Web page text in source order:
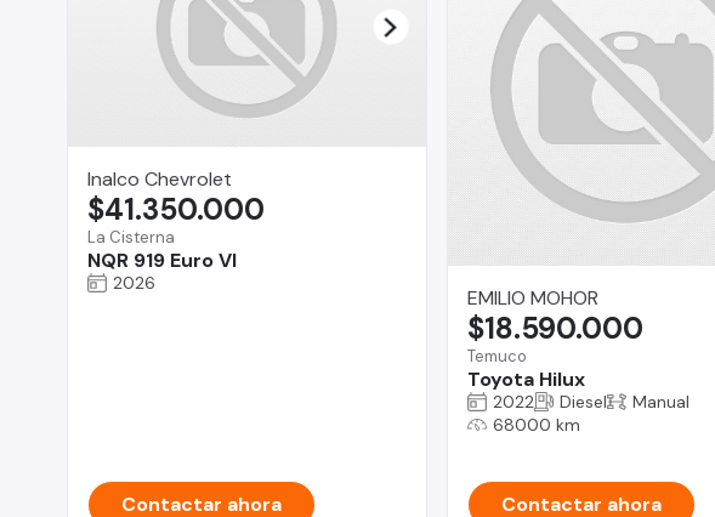
Inalco Chevrolet
La Cisterna
NQR 919 Euro VI
$41.350.000
2026
Contactar ahora
EMILIO MOHOR
Temuco
Toyota Hilux
$18.590.000
2022 Diesel
Manual
68000 km
Contactar ahora